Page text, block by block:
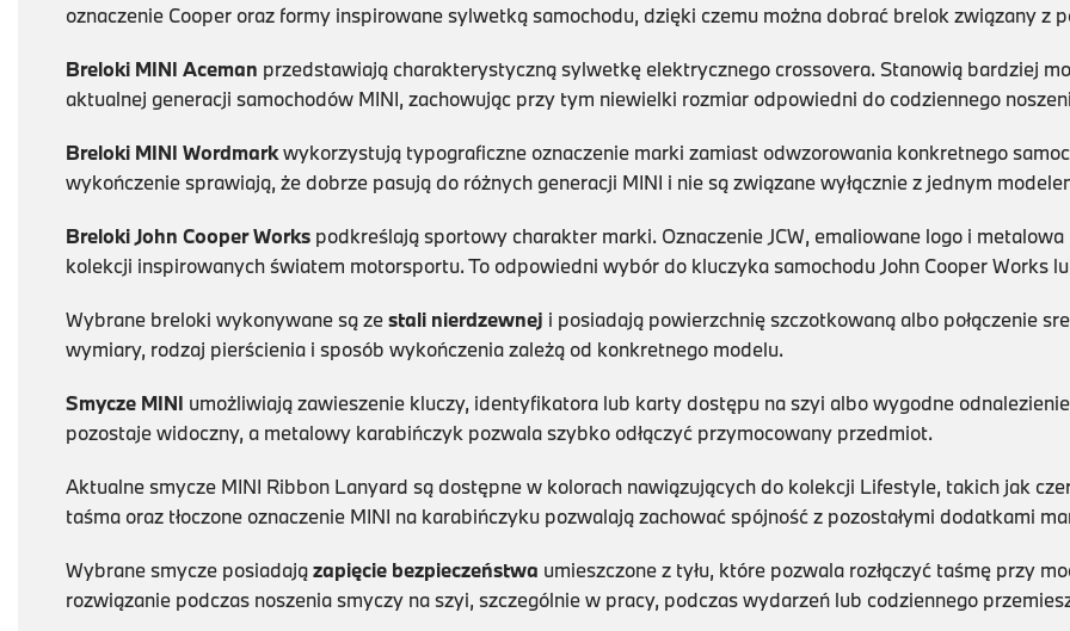
oznaczenie Cooper oraz formy inspirowane sylwetką samochodu, dzięki czemu można dobrać brelok związany z
Breloki MINI Aceman przedstawiają charakterystyczną sylwetkę elektrycznego crossovera. Stanowią bardziej
aktualnej generacji samochodów MINI, zachowując przy tym niewielki rozmiar odpowiedni do codziennego
Breloki MINI Wordmarkwykorzystują typograficzne oznaczenie marki zamiast odwzorowania konkretnego
wykończenie sprawiają, że dobrze pasują do różnych generacji MINI i nie są związane wyłącznie z jednym
Breloki John Cooper Works podkreślają sportowy charakter marki. Oznaczenie JCW, emaliowane logo i
kolekcji inspirowanych światem motorsportu. To odpowiedni wybór do kluczyka samochodu John Cooper Works
Wybrane breloki wykonywane są zestali nierdzewnej i posiadają powierzchnię szczotkowaną albo połączenie
wymiary, rodzaj pierścienia i sposób wykończenia zależą od konkretnego modelu.
Smycze MINI umożliwiają zawieszenie kluczy, identyfikatora lub karty dostępu na szyi albo wygodne
pozostaje widoczny, a metalowy karabińczyk pozwala szybko odłączyć przymocowany przedmiot.
Aktualne smycze MINI Ribbon Lanyard są dostępne w kolorach nawiązujących do kolekcji Lifestyle, takich jak
taśma oraz tłoczone oznaczenie MINI na karabińczyku pozwalają zachować spójność z pozostałymi dodatkami
Wybrane smycze posiadajązapięcie bezpieczeństwa umieszczone z tyłu, które pozwala rozłączyć taśmę przy
rozwiązanie podczas noszenia smyczy na szyi, szczególnie w pracy, podczas wydarzeń lub codziennego